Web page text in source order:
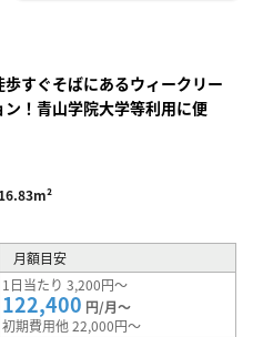
歩すぐそばにあるウィークリー
！青山学院大学等利用に便
16.83m²
月額目安
1日当たり 3,200円～
122,400 円/月～
初期費用他 22,000円～